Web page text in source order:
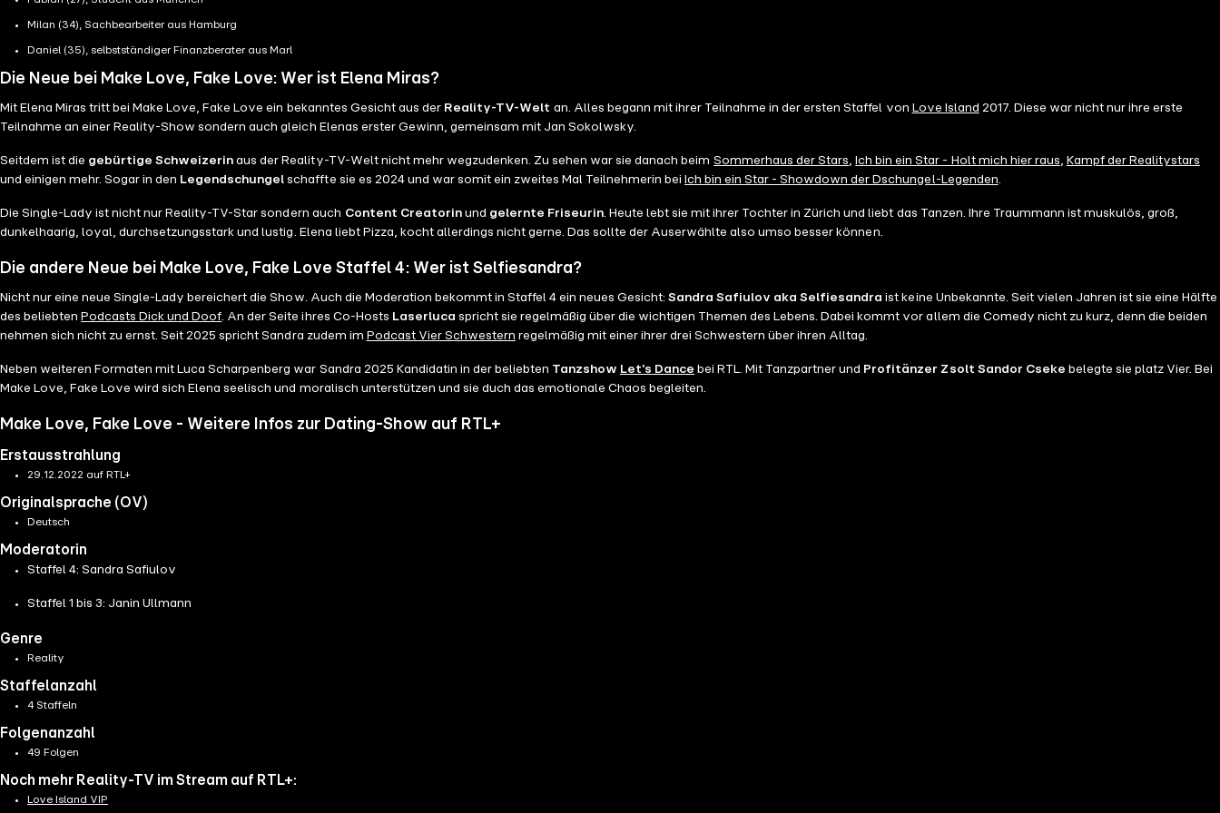
Milan (34), Sachbearbeiter aus Hamburg
Daniel (35), selbstständiger Finanzberater aus Marl
Die Neue bei Make Love, Fake Love: Wer ist Elena Miras?
Mit Elena Miras tritt bei Make Love, Fake Love ein bekanntes Gesicht aus der Reality-TV-Welt an. Alles begann mit ihrer Teilnahme in der ersten Staffel von Love Island 2017. Diese war nicht nur ihre erste
Teilnahme an einer Reality-Show sondern auch gleich Elenas erster Gewinn, gemeinsam mit Jan Sokolwsky.
Seitdem ist die gebürtige Schweizerin aus der Reality-TV-Welt nicht mehr wegzudenken. Zu sehen war sie danach beimSommerhaus der Stars ,Ich bin ein Star - Holt mich hier raus Kampf der Realitystars
und einigen mehr. Sogar in den Legendschungel schaffte sie es 2024 und war somit ein zweites Mal Teilnehmerin beiIch bin ein Star - Showdown der Dschungel-Legenden
Die Single-Lady ist nicht nur Reality-TV-Star sondern auch Content Creatorinund gelernte Friseurin. Heute lebt sie mit ihrer Tochter in Zürich und liebt das Tanzen. Ihre Traummann ist muskulös, groß,
dunkelhaarig, loyal, durchsetzungsstark und lustig. Elena liebt Pizza, kocht allerdings nicht gerne. Das sollte der Auserwählte also umso besser können.
Die andere Neue bei Make Love, Fake Love Staffel 4: Wer ist Selfiesandra?
Nicht nur eine neue Single-Lady bereichert die Show. Auch die Moderation bekommt in Staffel 4 ein neues Gesicht:Sandra Safiulov aka Selfiesandra ist keine Unbekannte. Seit vielen Jahren ist sie eine Hälfte
des beliebtenPodcasts Dick und Doof . An der Seite ihres Co-Hosts Laserluca spricht sie regelmäßig über die wichtigen Themen des Lebens. Dabei kommt vor allem die Comedy nicht zu kurz, denn die beiden
nehmen sich nicht zu ernst. Seit 2025 spricht Sandra zudem im Podcast Vier Schwestern regelmäßig mit einer ihrer drei Schwestern über ihren Alltag.
Neben weiteren Formaten mit Luca Scharpenberg war Sandra 2025 Kandidatin in der beliebten Tanzshow Let's Dance bei RTL. Mit Tanzpartner und Profitänzer Zsolt Sandor Cseke belegte sie platz Vier. Bei
Make Love, Fake Love wird sich Elena seelisch und moralisch unterstützen und sie duch das emotionale Chaos begleiten.
Make Love, Fake Love - Weitere Infos zur Dating-Show auf RTL+
Erstausstrahlung
29.12.2022 auf RTL+
Originalsprache (OV)
Deutsch
Moderatorin
Staffel 4: Sandra Safiulov
Staffel 1 bis 3: Janin Ullmann
Genre
Reality
Staffelanzahl
4 Staffeln
Folgenanzahl
49 Folgen
Noch mehr Reality-TV im Stream auf RTL+:
Love Island VIP